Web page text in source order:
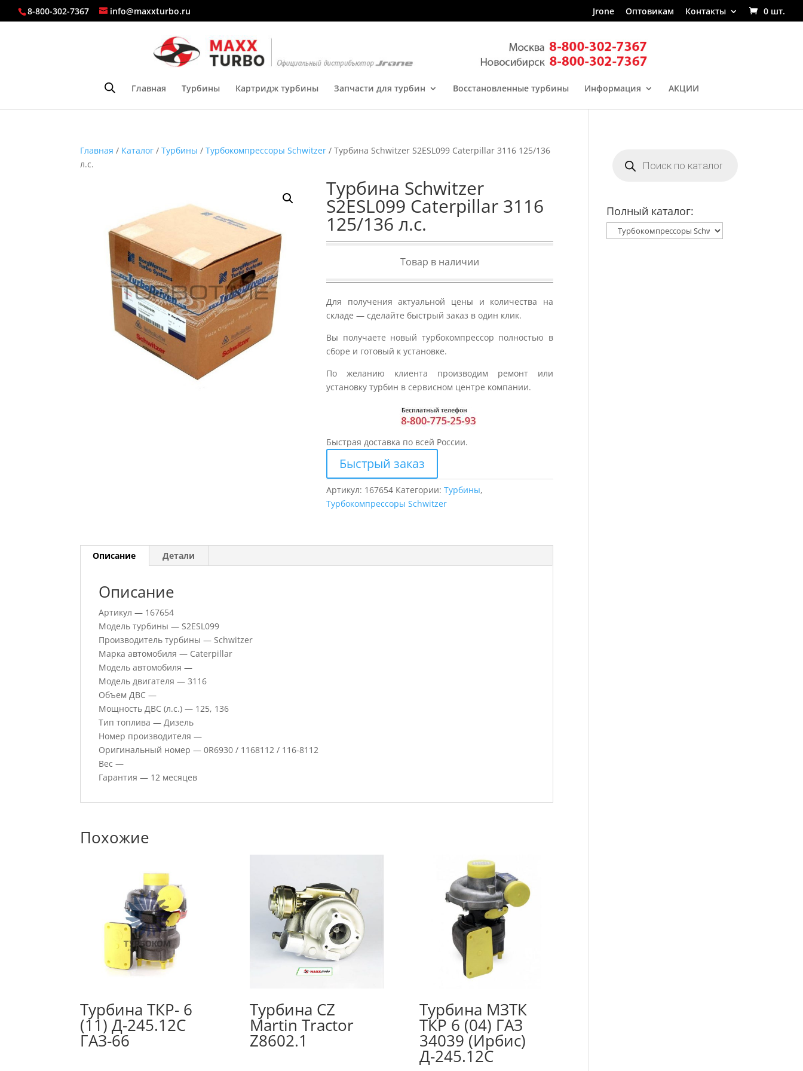
8-800-302-7367 info@maxxturbo.ru Jrone Оптовикам Контакты 0 шт.
Главная Турбины Картридж турбины Запчасти для турбин Восстановленные турбины Информация АКЦИИ
Главная / Каталог /Турбины /Турбокомпрессоры Schwitzer / Турбина Schwitzer S2ESL099 Caterpillar 3116 125/136
л.с.
Турбина Schwitzer
S2ESL099 Caterpillar 3116
125/136 л.с.
Товар в наличии
Для получения актуальной цены и количества на
складе — сделайте быстрый заказ в один клик.
Вы получаете новый турбокомпрессор полностью в
сборе и готовый к установке.
По желанию клиента производим ремонт или
установку турбин в сервисном центре компании.
Быстрая доставка по всей России.
Быстрый заказ
Артикул: 167654 Категории:Турбины,
Турбокомпрессоры Schwitzer
Описание Детали
Описание
Артикул — 167654
Модель турбины — S2ESL099
Производитель турбины — Schwitzer
Марка автомобиля — Caterpillar
Модель автомобиля —
Модель двигателя — 3116
Объем ДВС —
Мощность ДВС (л.с.) — 125, 136
Тип топлива — Дизель
Номер производителя —
Оригинальный номер — 0R6930 / 1168112 / 116-8112
Вес —
Гарантия — 12 месяцев
Похожие
Турбина ТКР- 6
(11) Д-245.12С
ГАЗ-66
Турбина CZ
Martin Tractor
Z8602.1
Турбина МЗТК
ТКР 6 (04) ГАЗ
34039 (Ирбис)
Д-245.12С
товаров
Полный каталог: